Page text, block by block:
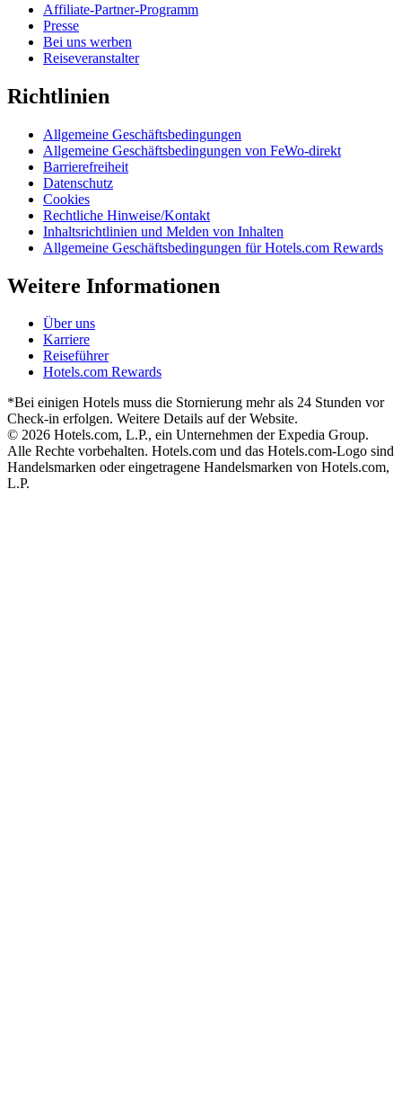
Affiliate-Partner-Programm
Presse
Bei uns werben
Reiseveranstalter
Richtlinien
Allgemeine Geschäftsbedingungen
Allgemeine Geschäftsbedingungen von FeWo-direkt
Barrierefreiheit
Datenschutz
Cookies
Rechtliche Hinweise/Kontakt
Inhaltsrichtlinien und Melden von Inhalten
Allgemeine Geschäftsbedingungen für Hotels.com Rewards
Weitere Informationen
Über uns
Karriere
Reiseführer
Hotels.com Rewards
*Bei einigen Hotels muss die Stornierung mehr als 24 Stunden vor
Check-in erfolgen. Weitere Details auf der Website.
© 2026 Hotels.com, L.P., ein Unternehmen der Expedia Group.
Alle Rechte vorbehalten. Hotels.com und das Hotels.com-Logo sind
Handelsmarken oder eingetragene Handelsmarken von Hotels.com,
L.P.